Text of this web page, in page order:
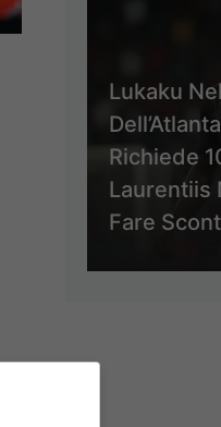
Lukaku
Richiede
Laurentiis
Fare